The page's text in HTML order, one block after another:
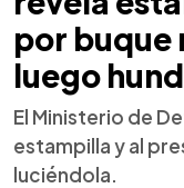
por buque
luego
El Ministerio de
estampilla y al
luciéndola.